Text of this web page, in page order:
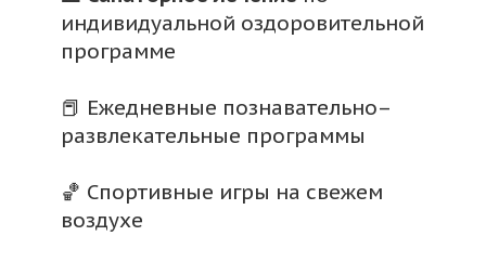
индивидуальной оздоровительной
программе
📕 Ежедневные познавательно–
развлекательные программы
🏀 Спортивные игры на свежем
воздухе